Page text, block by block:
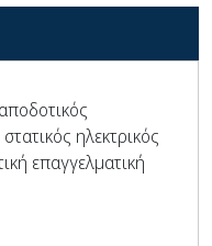
ηλεκτρικός
επαγγελματική